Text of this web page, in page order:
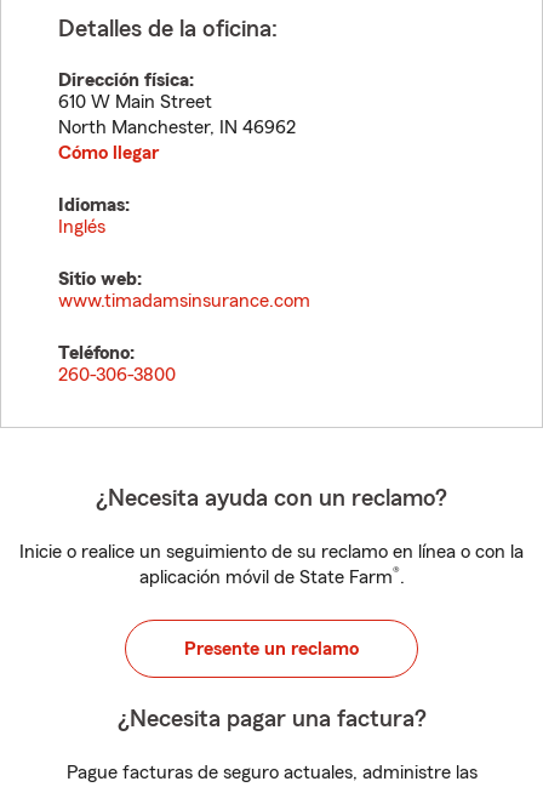
Detalles de la oficina:
Dirección física:
610 W Main Street
North Manchester, IN 46962
Cómo llegar
Idiomas:
Inglés
Sitio web:
www.timadamsinsurance.com
Teléfono:
260-306-3800
¿Necesita ayuda con un reclamo?
Inicie o realice un seguimiento de su reclamo en línea o con la
aplicación móvil de State Farm®.
Presente un reclamo
¿Necesita pagar una factura?
Pague facturas de seguro actuales, administre las